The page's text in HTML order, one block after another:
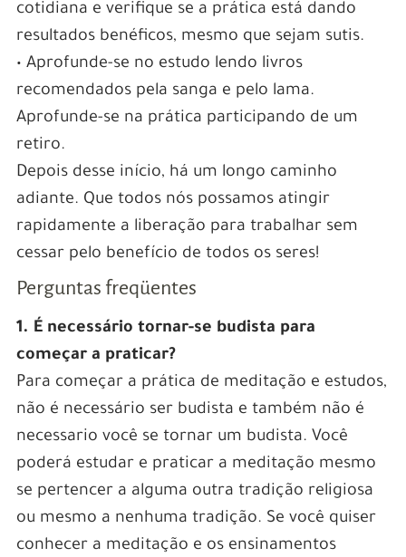
cotidiana e verifique se a prática está dando
resultados benéficos, mesmo que sejam sutis.
• Aprofunde-se no estudo lendo livros
recomendados pela sanga e pelo lama.
Aprofunde-se na prática participando de um
retiro.
Depois desse início, há um longo caminho
adiante. Que todos nós possamos atingir
rapidamente a liberação para trabalhar sem
cessar pelo benefício de todos os seres!
Perguntas freqüentes
1. É necessário tornar-se budista para
começar a praticar?
Para começar a prática de meditação e estudos,
não é necessário ser budista e também não é
necessario você se tornar um budista. Você
poderá estudar e praticar a meditação mesmo
se pertencer a alguma outra tradição religiosa
ou mesmo a nenhuma tradição. Se você quiser
conhecer a meditação e os ensinamentos